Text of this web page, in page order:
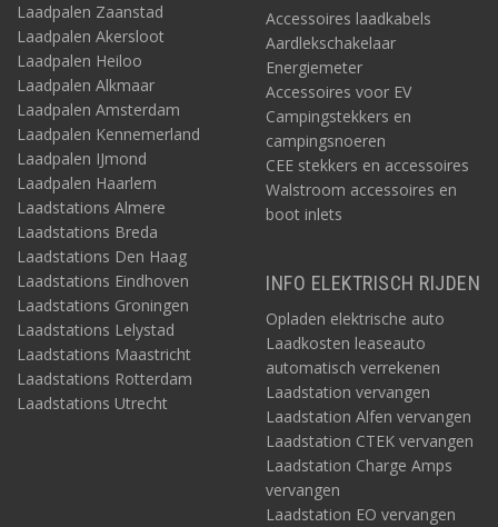
Laadpalen Zaanstad
Laadpalen Akersloot
Laadpalen Heiloo
Laadpalen Alkmaar
Laadpalen Amsterdam
Laadpalen Kennemerland
Laadpalen IJmond
Laadpalen Haarlem
Laadstations Almere
Laadstations Breda
Laadstations Den Haag
Laadstations Eindhoven
Laadstations Groningen
Laadstations Lelystad
Laadstations Maastricht
Laadstations Rotterdam
Laadstations Utrecht
Accessoires laadkabels
Aardlekschakelaar
Energiemeter
Accessoires voor EV
Campingstekkers en
campingsnoeren
CEE stekkers en accessoires
Walstroom accessoires en
boot inlets
INFO ELEKTRISCH RIJDEN
Opladen elektrische auto
Laadkosten leaseauto
automatisch verrekenen
Laadstation vervangen
Laadstation Alfen vervangen
Laadstation CTEK vervangen
Laadstation Charge Amps
vervangen
Laadstation EO vervangen